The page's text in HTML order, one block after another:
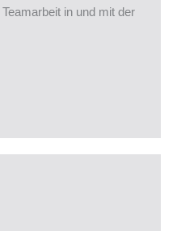
in und mit der